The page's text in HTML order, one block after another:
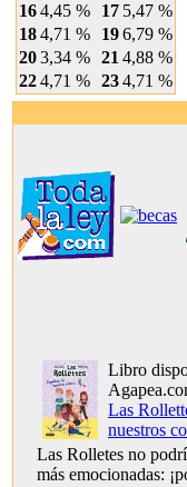
164,45 % 17 5,47 %
184,71 % 196,79 %
203,34 % 21 4,88 %
224,71 % 234,71 %
Libro
Las
nuestros
Las Rolletes no
más emocionadas: